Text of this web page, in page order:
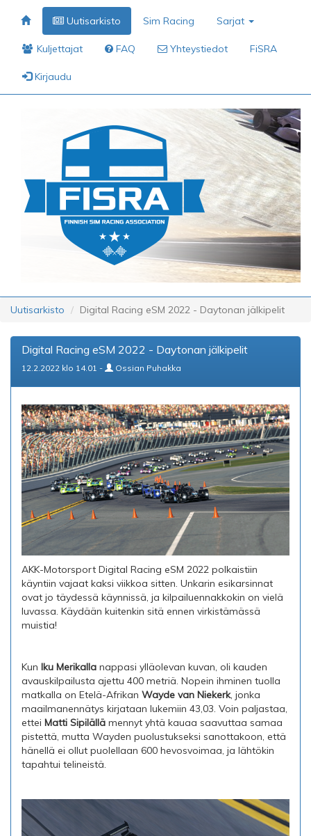
Uutisarkisto Sim Racing Sarjat
Kuljettajat FAQ Yhteystiedot FiSRA
Kirjaudu
Uutisarkisto Digital Racing eSM 2022 - Daytonan jälkipelit
Digital Racing eSM 2022 - Daytonan jälkipelit
12.2.2022 klo 14.01 - Ossian Puhakka
AKK-Motorsport Digital Racing eSM 2022 polkaistiin
käyntiin vajaat kaksi viikkoa sitten. Unkarin esikarsinnat
ovat jo täydessä käynnissä, ja kilpailuennakkokin on vielä
luvassa. Käydään kuitenkin sitä ennen virkistämässä
muistia!
Kun Iku Merikalla nappasi ylläolevan kuvan, oli kauden
avauskilpailusta ajettu 400 metriä. Nopein ihminen tuolla
matkalla on Etelä-Afrikan Wayde van Niekerk, jonka
maailmanennätys kirjataan lukemiin 43,03. Voin paljastaa,
ettei Matti Sipilällä mennyt yhtä kauaa saavuttaa samaa
pistettä, mutta Wayden puolustukseksi sanottakoon, että
hänellä ei ollut puolellaan 600 hevosvoimaa, ja lähtökin
tapahtui telineistä.